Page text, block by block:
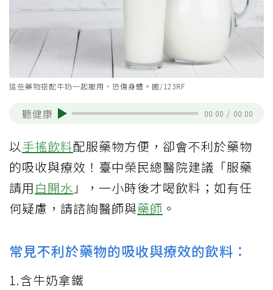
這些藥物搭配牛奶一起服用，恐傷身體。圖/123RF
聽健康 00:00 / 00:00
以手搖飲料配服藥物方便，卻會不利於藥物
的吸收與療效！臺中榮民總醫院建議「服藥
請用白開水 」，一小時後才喝飲料；如有任
何疑慮，請諮詢醫師與藥師 。
常見不利於藥物的吸收與療效的飲料：
1.含牛奶拿鐵